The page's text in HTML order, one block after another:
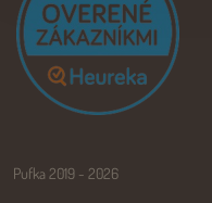
Pufka 2019 - 2026